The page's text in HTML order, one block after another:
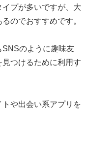
プが多いですが、大
のでおすすめです。
のように趣味友
つけるために利用す
や出会い系アプリを